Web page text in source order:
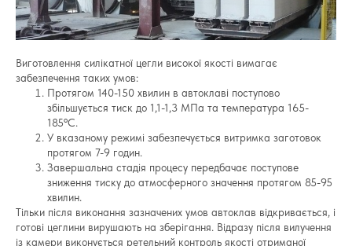
Виготовлення силікатної цегли високої якості вимагає
забезпечення таких умов:
Протягом 140-150 хвилин в автоклаві поступово
збільшується тиск до 1,1-1,3 МПа та температура 165-
185ºС.
У вказаному режимі забезпечується витримка заготовок
протягом 7-9 годин.
Завершальна стадія процесу передбачає поступове
зниження тиску до атмосферного значення протягом 85-95
хвилин.
Тільки після виконання зазначених умов автоклав відкривається, і
готові цеглини вирушають на зберігання. Відразу після вилучення
із камери виконується ретельний контроль якості отриманої